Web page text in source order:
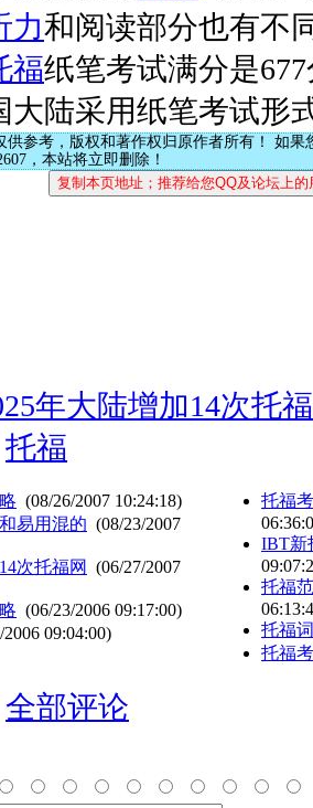
力和阅读部分也有不
福纸笔考试满分是
大陆采用纸笔考试形
参考，版权和著作权归原作者所有！ 如果
，本站将立即删除！
年大陆增加14次托
托福
(08/26/2007 10:24:18)
易用混的 (08/23/2007
次托福网
(06/27/2007
(06/23/2006 09:17:00)
2006 09:04:00)
托福
IBT新
托福
托福
托福
全部评论